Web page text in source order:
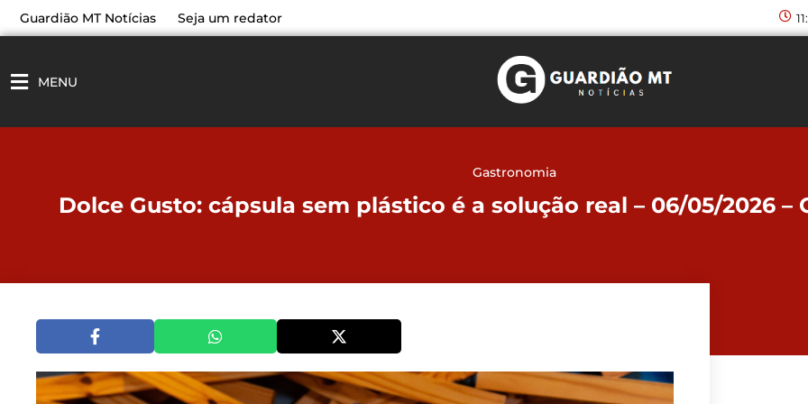
paraGuardião MT Notícias Seja um redator
MENU
Gastronomia
Dolce Gusto: cápsula sem plástico é a solução real – 06/05/2026 –